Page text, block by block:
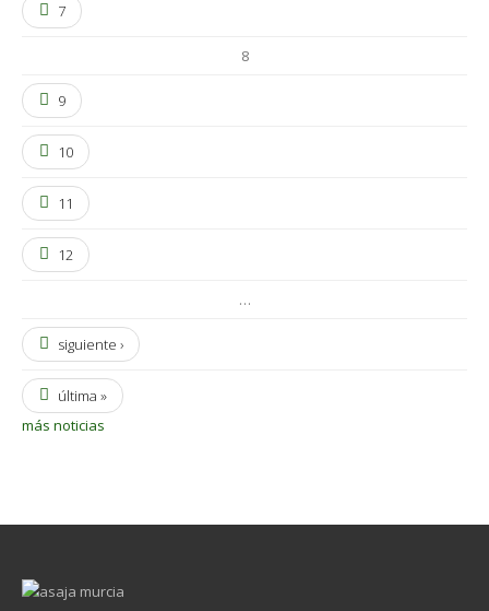
7
8
9
10
11
12
…
siguiente ›
última »
más noticias